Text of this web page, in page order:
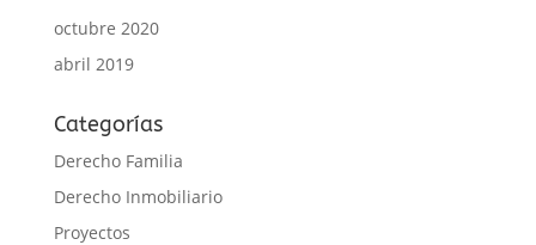
octubre 2020
abril 2019
Categorías
Derecho Familia
Derecho Inmobiliario
Proyectos